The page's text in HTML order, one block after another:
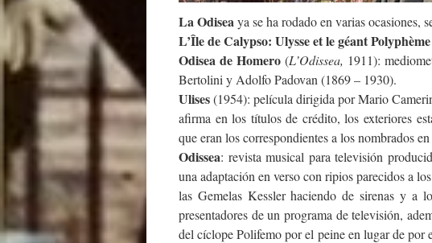
La Odiseaya se ha rodado en varias ocasiones,
L’Île de Calypso: Ulysse et le géant Polyphème
Odisea de Homero (L’Odissea, 1911):
Bertolini y Adolfo Padovan (1869 – 1930).
Ulises(1954): película dirigida por Mario
afirma en los títulos de crédito, los exteriores
que eran los correspondientes a los nombrados en
Odissea: revista musical para televisión
una adaptación en verso con ripios parecidos a
las Gemelas Kessler haciendo de sirenas y a
presentadores de un programa de televisión,
del cíclope Polifemo por el peine en lugar de por